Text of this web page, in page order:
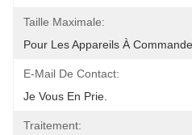
Taille Maximale:
Pour Les Appareils À
E-Mail De Contact:
Je Vous En Prie.
Traitement: